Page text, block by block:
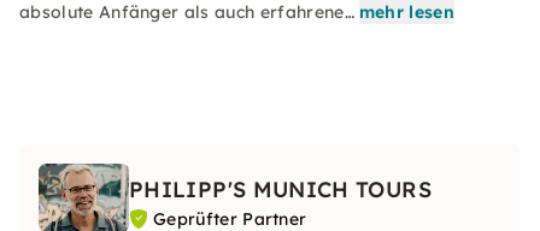
absolute Anfänger als auch erfahrene… mehr lesen
PHILIPP'S MUNICH TOURS
Geprüfter Partner